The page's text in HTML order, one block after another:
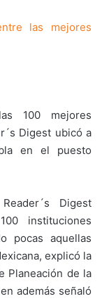
las mejores
100 mejores
Digest ubicó a
en el puesto
Digest
instituciones
pocas aquellas
explicó la
Planeación de la
además señaló